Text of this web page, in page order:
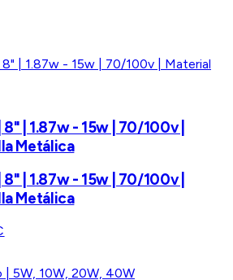
| 1.87w - 15w | 70/100v |
Metálica
| 1.87w - 15w | 70/100v |
Metálica